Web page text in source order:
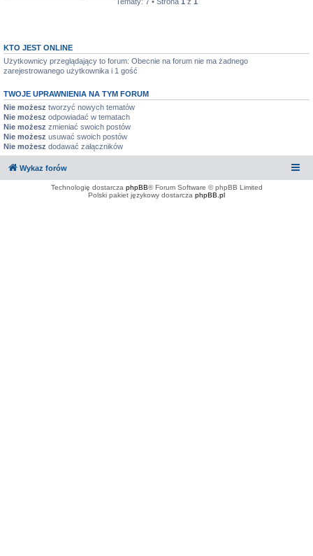
KTO JEST ONLINE
Użytkownicy przeglądający to forum: Obecnie na forum nie ma żadnego
zarejestrowanego użytkownika i 1 gość
TWOJE UPRAWNIENIA NA TYM FORUM
Nie możesz tworzyć nowych tematów
Nie możesz odpowiadać w tematach
Nie możesz zmieniać swoich postów
Nie możesz usuwać swoich postów
Nie możesz dodawać załączników
Wykaz forów
Technologię dostarcza phpBB® Forum Software © phpBB Limited
Polski pakiet językowy dostarcza phpBB.pl